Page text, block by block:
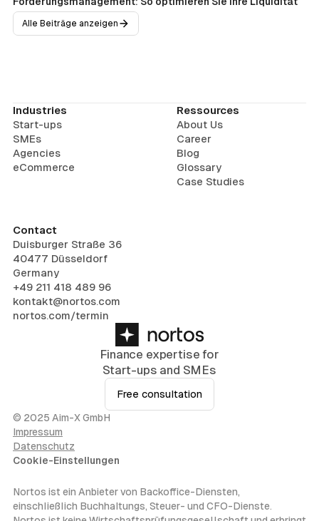
Alle Beiträge anzeigen
Finance expertise for
Start-ups and SMEs
Free consultation
Industries
Start-ups
SMEs
Agencies
eCommerce
Ressources
About Us
Career
Blog
Glossary
Case Studies
Contact
Duisburger Straße 36
40477 Düsseldorf
Germany
+49 211 418 489 96
kontakt@nortos.com
nortos.com/termin
© 2025 Aim-X GmbH
Impressum
Datenschutz
Cookie-Einstellungen
Nortos ist ein Anbieter von Backoffice-Diensten,
einschließlich Buchhaltungs, Steuer- und CFO-Dienste.